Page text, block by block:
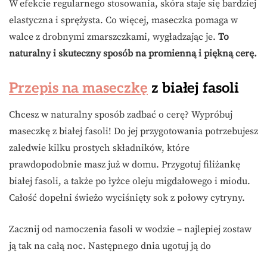
W efekcie regularnego stosowania, skóra staje się bardziej
elastyczna i sprężysta. Co więcej, maseczka pomaga w
walce z drobnymi zmarszczkami, wygładzając je. To
naturalny i skuteczny sposób na promienną i piękną cerę.
Przepis na maseczkę z białej fasoli
Chcesz w naturalny sposób zadbać o cerę? Wypróbuj
maseczkę z białej fasoli! Do jej przygotowania potrzebujesz
zaledwie kilku prostych składników, które
prawdopodobnie masz już w domu. Przygotuj filiżankę
białej fasoli, a także po łyżce oleju migdałowego i miodu.
Całość dopełni świeżo wyciśnięty sok z połowy cytryny.
Zacznij od namoczenia fasoli w wodzie – najlepiej zostaw
ją tak na całą noc. Następnego dnia ugotuj ją do